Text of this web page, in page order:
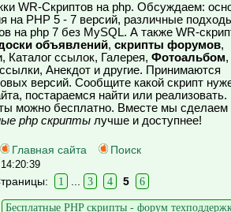
WR-Скриптов на php. Обсуждаем:
на PHP 5 - 7 версий, различные
на php 7 без MySQL. А также WR-
объявлений, скрипты форумов,
Каталог ссылок, Галерея, Фотоальбом,
Анекдот и другие. Принимаются
версий. Сообщите какой скрипт
постараемся найти или реализовать.
можно бесплатно. Вместе мы сделаем
php скриптылучше и доступнее!
Главная сайта Поиск
1 3 4 5 6
Бесплатные PHP скрипты - форум